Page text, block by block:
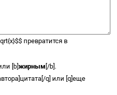
$$ превратится в
[b]жирным [/b].
q] или [q]еще